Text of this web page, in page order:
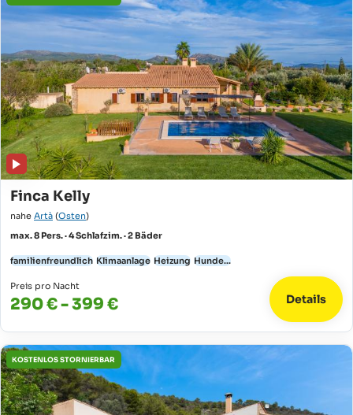
Finca Kelly
nahe Artà (Osten)
max. 8 Pers. · 4 Schlafzim. · 2 Bäder
familienfreundlich Klimaanlage Heizung Hunde...
Preis pro Nacht
290 € - 399 € Details
KOSTENLOS STORNIERBAR